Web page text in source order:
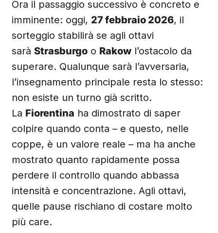
Ora il passaggio successivo è concreto e
imminente: oggi, 27 febbraio 2026, il
sorteggio stabilirà se agli ottavi
sarà Strasburgo o Rakow l’ostacolo da
superare. Qualunque sarà l’avversaria,
l’insegnamento principale resta lo stesso:
non esiste un turno già scritto.
La Fiorentina ha dimostrato di saper
colpire quando conta – e questo, nelle
coppe, è un valore reale – ma ha anche
mostrato quanto rapidamente possa
perdere il controllo quando abbassa
intensità e concentrazione. Agli ottavi,
quelle pause rischiano di costare molto
più care.